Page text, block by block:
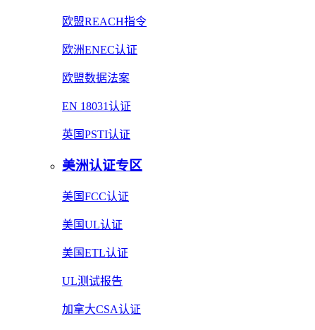
欧盟REACH指令
欧洲ENEC认证
欧盟数据法案
EN 18031认证
英国PSTI认证
美洲认证专区
美国FCC认证
美国UL认证
美国ETL认证
UL测试报告
加拿大CSA认证